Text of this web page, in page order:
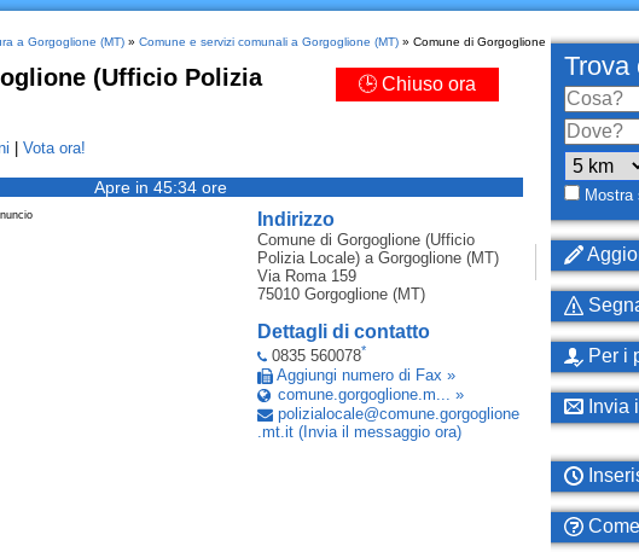
a Gorgoglione (MT)» Comune e servizi comunali a Gorgoglione (MT)» Comune di Gorgoglione
(Ufficio Polizia
🕒 Chiuso ora
Vota ora!
Apre in 45:34 ore
Indirizzo
Comune di Gorgoglione (Ufficio
Polizia Locale)a Gorgoglione (MT)
Via Roma 159
75010 Gorgoglione (MT)
Dettagli di contatto
0835 560078*
Aggiungi numero di Fax »
comune.gorgoglione.m... »
polizialocale@comune.gorgoglione
.mt.it (Invia il messaggio ora)
Trova
Mostra
Per i
Invia